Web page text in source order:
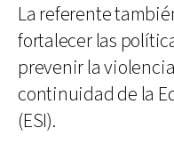
La referente
fortalecer las
prevenir la
continuidad de la
(ESI).